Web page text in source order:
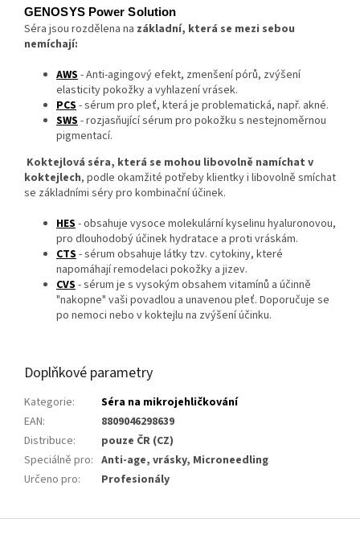
GENOSYS Power Solution
Séra jsou rozdělena na základní, která se mezi sebou
nemíchají:
AWS- Anti-agingový efekt, zmenšení pórů, zvýšení
elasticity pokožky a vyhlazení vrásek.
PCS- sérum pro pleť, která je problematická, např. akné.
SWS- rozjasňující sérum pro pokožku s nestejnoměrnou
pigmentací.
Koktejlová séra, která se mohou libovolně namíchat v
koktejlech, podle okamžité potřeby klientky i libovolně smíchat
se základními séry pro kombinační účinek.
HES- obsahuje vysoce molekulární kyselinu hyaluronovou,
pro dlouhodobý účinek hydratace a proti vráskám.
CTS- sérum obsahuje látky tzv. cytokiny, které
napomáhají remodelaci pokožky a jizev.
CVS- sérum je s vysokým obsahem vitamínů a účinně
"nakopne" vaši povadlou a unavenou pleť. Doporučuje se
po nemoci nebo v koktejlu na zvýšení účinku.
Doplňkové parametry
Kategorie:
Séra na mikrojehličkování
EAN:
8809046298639
Distribuce:
pouze ČR (CZ)
Speciálně pro: Anti-age, vrásky, Microneedling
Určeno pro: Profesionály
Z